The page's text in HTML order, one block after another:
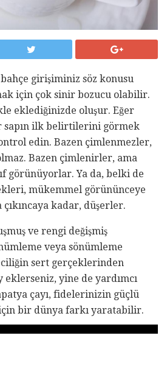
girişiminiz söz konusu
için çok sinir bozucu olabilir.
eklediğinizde oluşur. Eğer
sapın ilk belirtilerini görmek
edin. Bazen çimlenmezler,
Bazen çimlenirler, ama
görünüyorlar. Ya da, belki de
mükemmel görününceye
kadar, düşerler.
ve rengi değişmiş
veya sönümleme
sert gerçeklerinden
yine de yardımcı
çayı, fidelerinizin güçlü
için bir dünya farkı yaratabilir.